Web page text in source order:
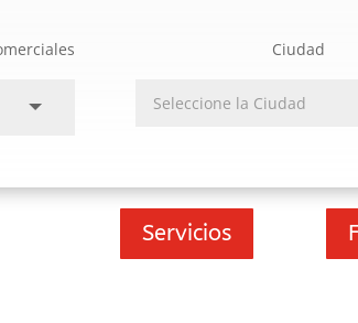
Ciudad
Servicios